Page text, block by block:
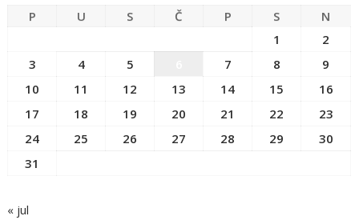
P U S Č P S
N
1
2
3
4 5 7 8
9
10
11 12 13 14 15
16
17
18 19 20 21 22
23
24
25 26 27 28 29
30
31
« jul